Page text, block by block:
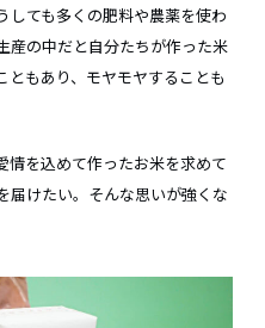
しても多くの肥料や農薬を使わ
産の中だと自分たちが作った米
ともあり、モヤモヤすることも
情を込めて作ったお米を求めて
届けたい。そんな思いが強くな